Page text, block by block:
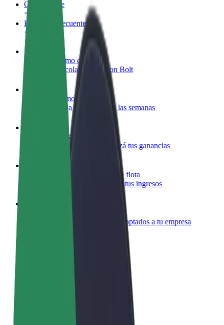
Cómo unirse
Preguntas frecuentes
Colaborar como conductor
Gana dinero colaborando con Bolt
Colaborar como repartidor
Repartí comida y cobrá todas las semanas
Añadir un restaurante o tienda
Llegá a más clientes y maximizá tus ganancias
Registrarse como propietario de flota
Añadí tu flota a Bolt y potenciá tus ingresos
Productos y servicios de Bolt adaptados a tu empresa